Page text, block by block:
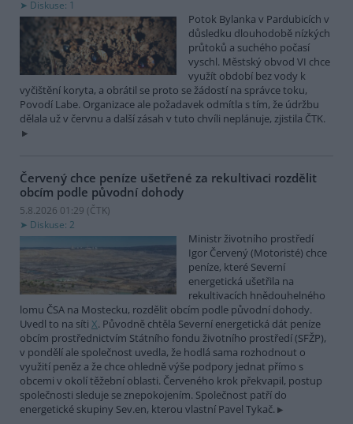
Diskuse: 1
Potok Bylanka v Pardubicích v
důsledku dlouhodobě nízkých
průtoků a suchého počasí
vyschl. Městský obvod VI chce
využít období bez vody k
vyčištění koryta, a obrátil se proto se žádostí na správce toku,
Povodí Labe. Organizace ale požadavek odmítla s tím, že údržbu
dělala už v červnu a další zásah v tuto chvíli neplánuje, zjistila ČTK.
Červený chce peníze ušetřené za rekultivaci rozdělit
obcím podle původní dohody
5.8.2026 01:29 (ČTK)
Diskuse: 2
Ministr životního prostředí
Igor Červený (Motoristé) chce
peníze, které Severní
energetická ušetřila na
rekultivacích hnědouhelného
lomu ČSA na Mostecku, rozdělit obcím podle původní dohody.
Uvedl to na síti X. Původně chtěla Severní energetická dát peníze
obcím prostřednictvím Státního fondu životního prostředí (SFŽP),
v pondělí ale společnost uvedla, že hodlá sama rozhodnout o
využití peněz a že chce ohledně výše podpory jednat přímo s
obcemi v okolí těžební oblasti. Červeného krok překvapil, postup
společnosti sleduje se znepokojením. Společnost patří do
energetické skupiny Sev.en, kterou vlastní Pavel Tykač.